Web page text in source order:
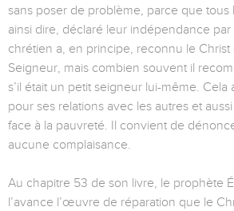
sans poser de problème, parce que tous
ainsi dire, déclaré leur indépendance
chrétien a, en principe, reconnu le Christ
Seigneur, mais combien souvent il
s’il était un petit seigneur lui-même.
pour ses relations avec les autres et
face à la pauvreté. Il convient de
aucune complaisance.
Au chapitre 53 de son livre, le prophète
l’avance l’œuvre de réparation que le